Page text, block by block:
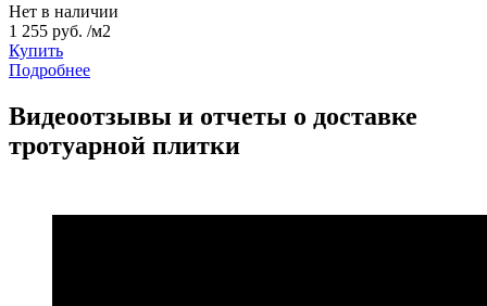
Нет в наличии
1 255 руб. /м2
Купить
Подробнее
Видеоотзывы и отчеты о доставке
тротуарной плитки